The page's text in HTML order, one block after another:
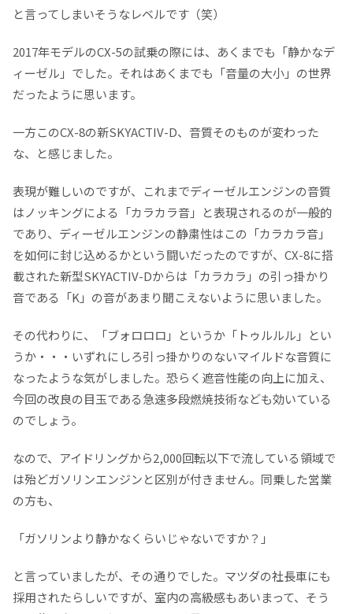
と言ってしまいそうなレベルです（笑）
2017年モデルのCX-5の試乗の際には、あくまでも「静かなデ
ィーゼル」でした。それはあくまでも「音量の大小」の世界
だったように思います。
一方このCX-8の新SKYACTIV-D、音質そのものが変わった
な、と感じました。
表現が難しいのですが、これまでディーゼルエンジンの音質
はノッキングによる「カラカラ音」と表現されるのが一般的
であり、ディーゼルエンジンの静粛性はこの「カラカラ音」
を如何に封じ込めるかという闘いだったのですが、CX-8に搭
載された新型SKYACTIV-Dからは「カラカラ」の引っ掛かり
音である「K」の音があまり聞こえないように思いました。
その代わりに、「ブォロロロ」というか「トゥルルル」とい
うか・・・いずれにしろ引っ掛かりのないマイルドな音質に
なったような気がしました。恐らく遮音性能の向上に加え、
今回の改良の目玉である急速多段燃焼技術なども効いている
のでしょう。
なので、アイドリングから2,000回転以下で流している領域で
は殆どガソリンエンジンと区別が付きません。同乗した営業
の方も、
「ガソリンより静かなくらいじゃないですか？」
と言っていましたが、その通りでした。マツダの社長車にも
採用されたらしいですが、室内の高級感もあいまって、そう